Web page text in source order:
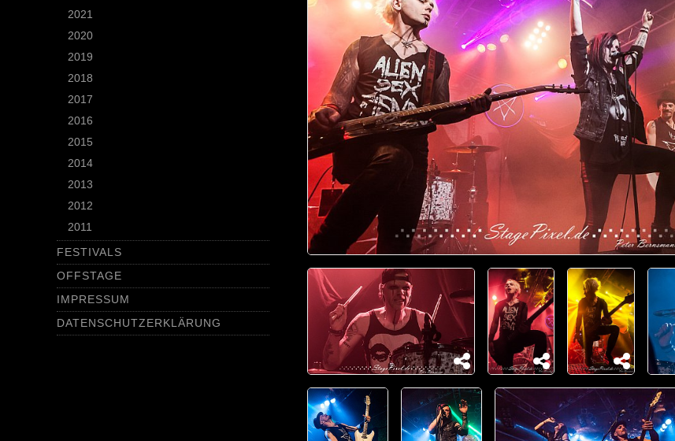
2021
2020
2019
2018
2017
2016
2015
2014
2013
2012
2011
FESTIVALS
OFFSTAGE
IMPRESSUM
DATENSCHUTZERKLÄRUNG